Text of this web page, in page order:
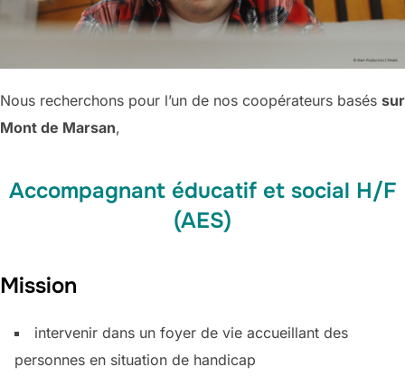
Nous recherchons pour l’un de nos coopérateurs basés sur
Mont de Marsan,
Accompagnant éducatif et social H/F
(AES)
Mission
intervenir dans un foyer de vie accueillant des
personnes en situation de handicap